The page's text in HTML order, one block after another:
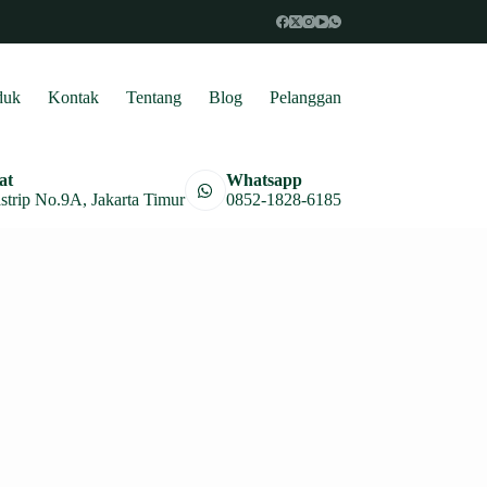
Kontak Tentang Blog Pelanggan
No.9A, Jakarta Timur
Whatsapp
0852-1828-6185